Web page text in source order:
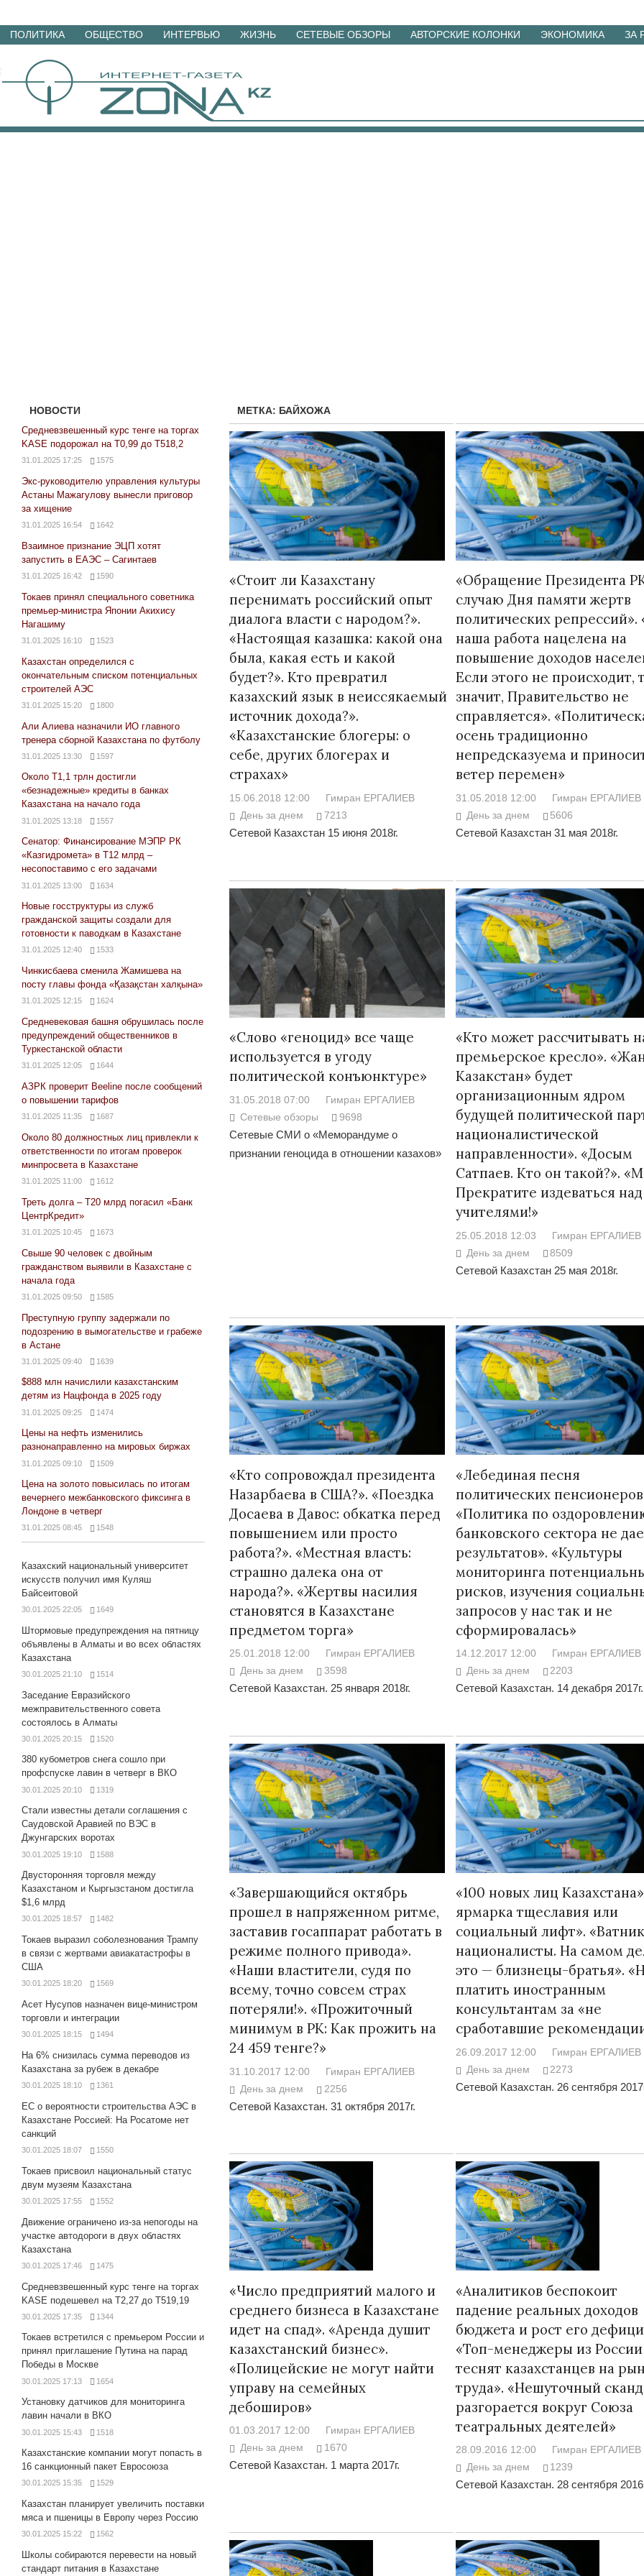
Перейти
материалам
ПОЛИТИКА ОБЩЕСТВО ИНТЕРВЬЮ ЖИЗНЬ СЕТЕВЫЕ ОБЗОРЫ АВТОРСКИЕ КОЛОНКИ ЭКОНОМИКА ЗА
МЕТКА: БАЙХОЖА
«Стоит ли Казахстану
перенимать российский опыт
диалога власти с народом?».
«Настоящая казашка: какой она
была, какая есть и какой
будет?». Кто превратил
казахский язык в неиссякаемый
источник дохода?».
«Казахстанские блогеры: о
себе, других блогерах и
страхах»
15.06.2018 12:00
Гимран ЕРГАЛИЕВ
День за днем
7213
Сетевой Казахстан 15 июня 2018г.
«Обращение Президента
случаю Дня памяти жертв
политических репрессий».
наша работа нацелена на
повышение доходов
Если этого не происходит,
значит, Правительство не
справляется».
осень традиционно
непредсказуема и
ветер перемен»
31.05.2018 12:00
Гимран ЕРГАЛИЕВ
День за днем
5606
Сетевой Казахстан 31 мая 2018г.
«Слово «геноцид» все чаще
используется в угоду
политической конъюнктуре»
31.05.2018 07:00
Гимран ЕРГАЛИЕВ
Сетевые обзоры
9698
Сетевые СМИ о «Меморандуме о
признании геноцида в отношении казахов»
«Кто может рассчитывать
премьерское кресло».
Казакстан» будет
организационным ядром
будущей политической
националистической
направленности». «Досым
Сатпаев. Кто он такой?».
Прекратите издеваться над
учителями!»
25.05.2018 12:03
Гимран ЕРГАЛИЕВ
День за днем
8509
Сетевой Казахстан 25 мая 2018г.
«Кто сопровождал президента
Назарбаева в США?». «Поездка
Досаева в Давос: обкатка перед
повышением или просто
работа?». «Местная власть:
страшно далека она от
народа?». «Жертвы насилия
становятся в Казахстане
предметом торга»
25.01.2018 12:00
Гимран ЕРГАЛИЕВ
День за днем
3598
Сетевой Казахстан. 25 января 2018г.
«Лебединая песня
политических
«Политика по
банковского сектора не
результатов». «Культуры
мониторинга
рисков, изучения
запросов у нас так и не
сформировалась»
14.12.2017 12:00
Гимран ЕРГАЛИЕВ
День за днем
2203
Сетевой Казахстан. 14 декабря 2017г.
«Завершающийся октябрь
прошел в напряженном ритме,
заставив госаппарат работать в
режиме полного привода».
«Наши властители, судя по
всему, точно совсем страх
потеряли!». «Прожиточный
минимум в РК: Как прожить на
24 459 тенге?»
31.10.2017 12:00
Гимран ЕРГАЛИЕВ
День за днем
2256
Сетевой Казахстан. 31 октября 2017г.
«100 новых лиц
ярмарка тщеславия или
социальный лифт».
националисты. На самом
это — близнецы-братья».
платить иностранным
консультантам за «не
сработавшие
26.09.2017 12:00
Гимран ЕРГАЛИЕВ
День за днем
2273
Сетевой Казахстан. 26 сентября
«Число предприятий малого и
среднего бизнеса в Казахстане
идет на спад». «Аренда душит
казахстанский бизнес».
«Полицейские не могут найти
управу на семейных
дебоширов»
01.03.2017 12:00
Гимран ЕРГАЛИЕВ
День за днем
1670
Сетевой Казахстан. 1 марта 2017г.
«Аналитиков беспокоит
падение реальных доходов
бюджета и рост его
«Топ-менеджеры из России
теснят казахстанцев на
труда». «Нешуточный
разгорается вокруг Союза
театральных деятелей»
28.09.2016 12:00
Гимран ЕРГАЛИЕВ
День за днем
1239
Сетевой Казахстан. 28 сентября
НОВОСТИ
Средневзвешенный курс тенге на торгах
KASE подорожал на Т0,99 до Т518,2
31.01.2025 17:25 1575
Экс-руководителю управления культуры
Астаны Мажагулову вынесли приговор
за хищение
31.01.2025 16:54 1642
Взаимное признание ЭЦП хотят
запустить в ЕАЭС – Сагинтаев
31.01.2025 16:42 1590
Токаев принял специального советника
премьер-министра Японии Акихису
Нагашиму
31.01.2025 16:10 1523
Казахстан определился с
окончательным списком потенциальных
строителей АЭС
31.01.2025 15:20 1800
Али Алиева назначили ИО главного
тренера сборной Казахстана по футболу
31.01.2025 13:30 1597
Около Т1,1 трлн достигли
«безнадежные» кредиты в банках
Казахстана на начало года
31.01.2025 13:18 1557
Сенатор: Финансирование МЭПР РК
«Казгидромета» в Т12 млрд –
несопоставимо с его задачами
31.01.2025 13:00 1634
Новые госструктуры из служб
гражданской защиты создали для
готовности к паводкам в Казахстане
31.01.2025 12:40 1533
Чинкисбаева сменила Жамишева на
посту главы фонда «Қазақстан халқына»
31.01.2025 12:15 1624
Средневековая башня обрушилась после
предупреждений общественников в
Туркестанской области
31.01.2025 12:05 1644
АЗРК проверит Beeline после сообщений
о повышении тарифов
31.01.2025 11:35 1687
Около 80 должностных лиц привлекли к
ответственности по итогам проверок
минпросвета в Казахстане
31.01.2025 11:00 1612
Треть долга – Т20 млрд погасил «Банк
ЦентрКредит»
31.01.2025 10:45 1673
Свыше 90 человек с двойным
гражданством выявили в Казахстане с
начала года
31.01.2025 09:50 1585
Преступную группу задержали по
подозрению в вымогательстве и грабеже
в Астане
31.01.2025 09:40 1639
$888 млн начислили казахстанским
детям из Нацфонда в 2025 году
31.01.2025 09:25 1474
Цены на нефть изменились
разнонаправленно на мировых биржах
31.01.2025 09:10 1509
Цена на золото повысилась по итогам
вечернего межбанковского фиксинга в
Лондоне в четверг
31.01.2025 08:45 1548
Казахский национальный университет
искусств получил имя Куляш
Байсеитовой
30.01.2025 22:05 1649
Штормовые предупреждения на пятницу
объявлены в Алматы и во всех областях
Казахстана
30.01.2025 21:10 1514
Заседание Евразийского
межправительственного совета
состоялось в Алматы
30.01.2025 20:15 1520
380 кубометров снега сошло при
профспуске лавин в четверг в ВКО
30.01.2025 20:10 1319
Стали известны детали соглашения с
Саудовской Аравией по ВЭС в
Джунгарских воротах
30.01.2025 19:10 1588
Двусторонняя торговля между
Казахстаном и Кыргызстаном достигла
$1,6 млрд
30.01.2025 18:57 1482
Токаев выразил соболезнования Трампу
в связи с жертвами авиакатастрофы в
США
30.01.2025 18:20 1569
Асет Нусупов назначен вице-министром
торговли и интеграции
30.01.2025 18:15 1494
На 6% снизилась сумма переводов из
Казахстана за рубеж в декабре
30.01.2025 18:10 1361
ЕС о вероятности строительства АЭС в
Казахстане Россией: На Росатоме нет
санкций
30.01.2025 18:07 1550
Токаев присвоил национальный статус
двум музеям Казахстана
30.01.2025 17:55 1552
Движение ограничено из-за непогоды на
участке автодороги в двух областях
Казахстана
30.01.2025 17:46 1475
Средневзвешенный курс тенге на торгах
KASE подешевел на Т2,27 до Т519,19
30.01.2025 17:35 1344
Токаев встретился с премьером России и
принял приглашение Путина на парад
Победы в Москве
30.01.2025 17:13 1654
Установку датчиков для мониторинга
лавин начали в ВКО
30.01.2025 15:43 1518
Казахстанские компании могут попасть в
16 санкционный пакет Евросоюза
30.01.2025 15:35 1529
Казахстан планирует увеличить поставки
мяса и пшеницы в Европу через Россию
30.01.2025 15:22 1562
Школы собираются перевести на новый
стандарт питания в Казахстане
Народ выбрал свет
Странная
Авиакомпании
мошенниками
30.10.2024
Война
Война Миров.
Сороса
08.11.2024